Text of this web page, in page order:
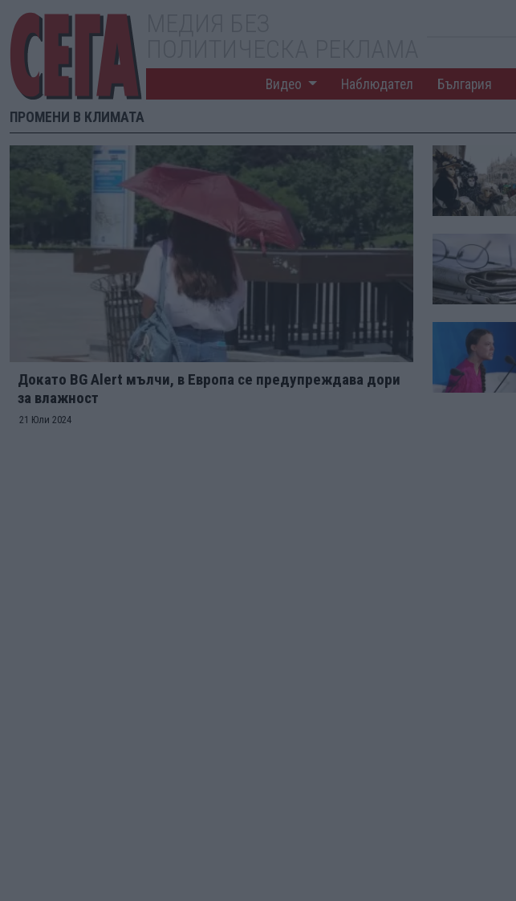
Видео Наблюдател България
ПРОМЕНИ В КЛИМАТА
Докато BG Alert мълчи, в Европа се предупреждава дори
за влажност
21 Юли 2024